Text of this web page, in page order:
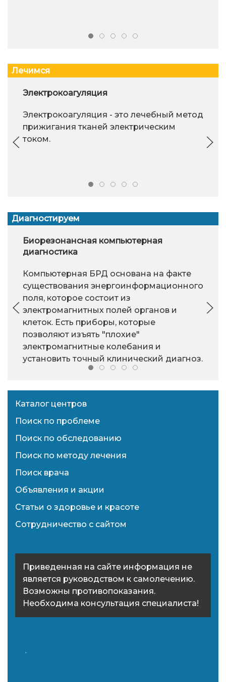
Лечимся
Электрокоагуляция
Электрокоагуляция - это лечебный метод
прижигания тканей электрическим
током.
Диагностируем
Биорезонансная компьютерная
диагностика
Компьютерная БРД основана на факте
существования энергоинформационного
поля, которое состоит из
электромагнитных полей органов и
клеток. Есть приборы, которые
позволяют изъять "плохие"
электромагнитные колебания и
установить точный клинический диагноз.
Каталог центров
Поиск по проблеме
Поиск по обследованию
Поиск по методу лечения
Поиск врача
Объявления и акции
Статьи о здоровье и красоте
Сотрудничество с сайтом
Приведенная на сайте информация не
является руководством к самолечению.
Возможны противопоказания.
Необходима консультация специалиста!